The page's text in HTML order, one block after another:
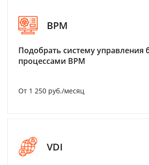
BPM
Подобрать систему управления
процессами BPM
От 1 250 руб./месяц
VDI